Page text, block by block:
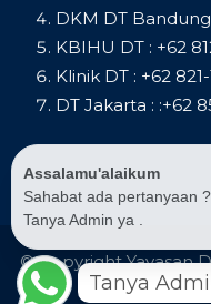
DKM DT Bandung
KBIHU DT : +62
Klinik DT : +62
DT Jakarta : :+62
© Copyright Yayasan
Assalamu'alaikum
Sahabat ada pertanyaan
Tanya Admin ya .
Tanya